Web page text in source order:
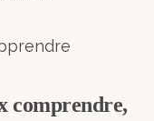
comprendre,